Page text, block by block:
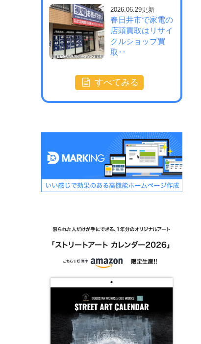
2026.06.29更新
春日井市で家電の
店頭買取はリサイ
クルショップ買
取･･
すべてみる